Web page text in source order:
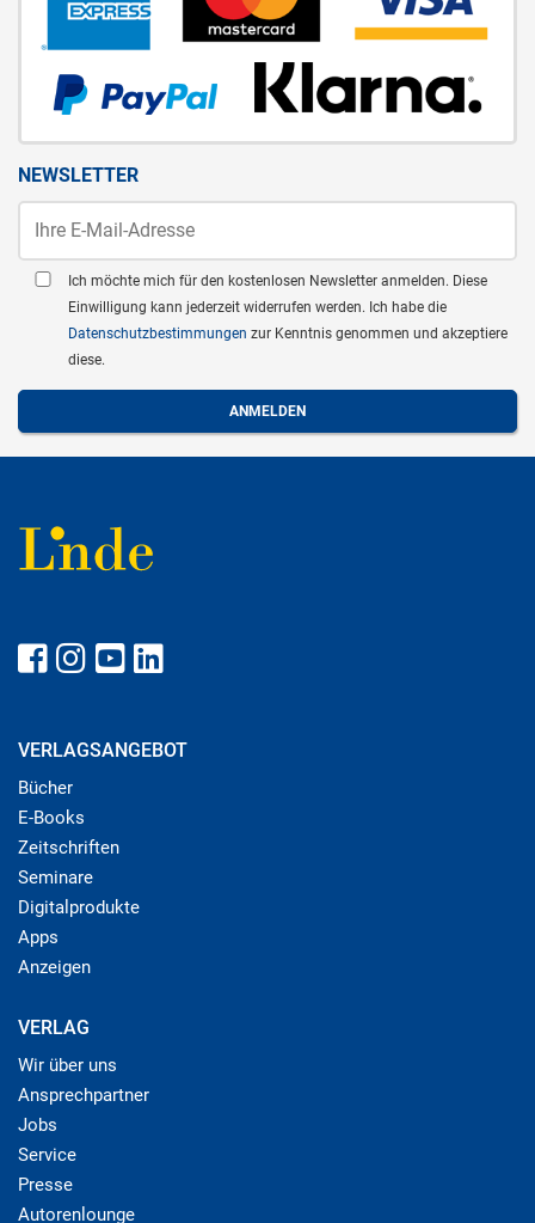
NEWSLETTER
Ich möchte mich für den kostenlosen Newsletter anmelden. Diese
Einwilligung kann jederzeit widerrufen werden. Ich habe die
Datenschutzbestimmungen zur Kenntnis genommen und akzeptiere
diese.
VERLAGSANGEBOT
Bücher
E-Books
Zeitschriften
Seminare
Digitalprodukte
Apps
Anzeigen
VERLAG
Wir über uns
Ansprechpartner
Jobs
Service
Presse
Autorenlounge